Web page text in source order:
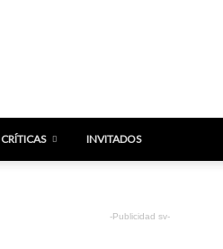
CRÍTICAS INVITADOS
-Publicidad sv-